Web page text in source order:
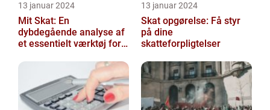
13 januar 2024
Mit Skat: En
dybdegående analyse af
et essentielt værktøj for
13 januar 2024
Skat opgørelse: Få styr
på dine
skatteforpligtelser